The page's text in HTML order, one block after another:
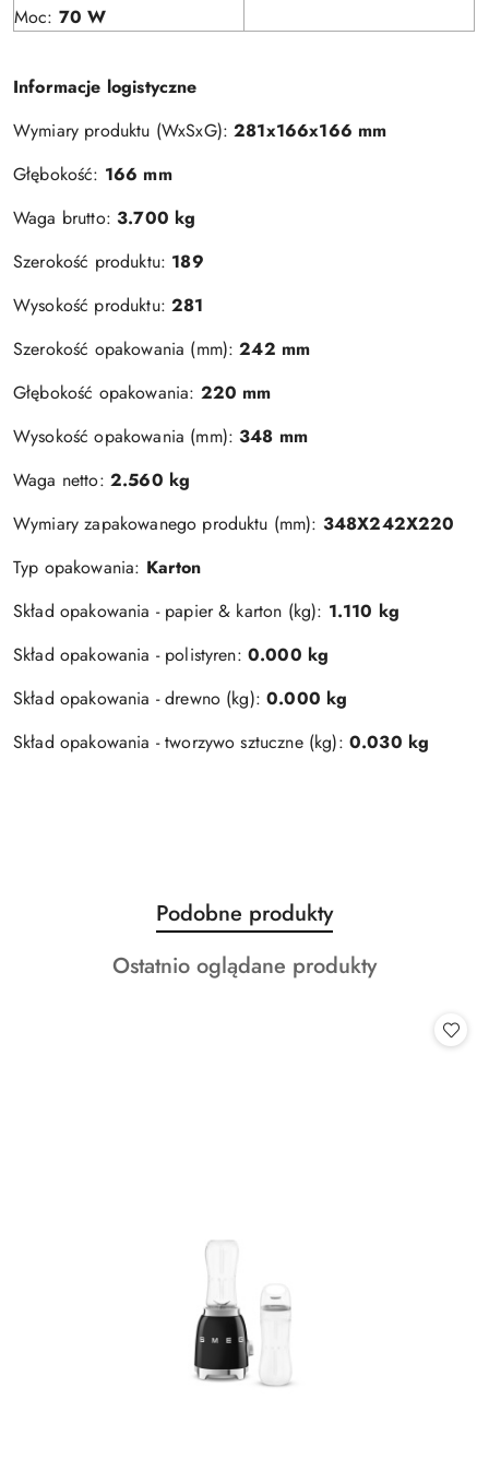
Moc: 70 W
Informacje logistyczne
Wymiary produktu (WxSxG):281x166x166 mm
Głębokość: 166 mm
Waga brutto:3.700 kg
Szerokość produktu: 189
Wysokość produktu:281
Szerokość opakowania (mm):242 mm
Głębokość opakowania: 220 mm
Wysokość opakowania (mm):348 mm
Waga netto: 2.560 kg
Wymiary zapakowanego produktu (mm): 348X242X220
Typ opakowania: Karton
Skład opakowania - papier & karton (kg): 1.110 kg
Skład opakowania - polistyren: 0.000 kg
Skład opakowania - drewno (kg):0.000 kg
Skład opakowania - tworzywo sztuczne (kg): 0.030 kg
Pomiń karuzelę produktów
Produkty
o
statusie:
Podobne produkty
Produkty
Ostatnio oglądane produkty